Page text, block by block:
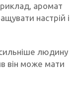
аромат
настрій і
людину
він може мати